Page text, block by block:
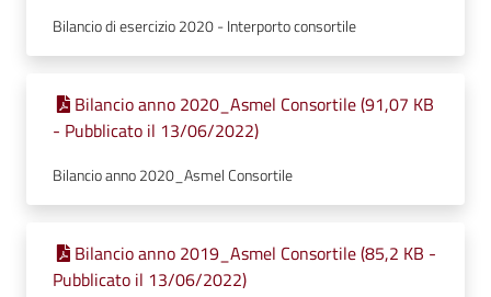
Bilancio di esercizio 2020 - Interporto consortile
Bilancio anno 2020_Asmel Consortile (91,07 KB
- Pubblicato il 13/06/2022)
Bilancio anno 2020_Asmel Consortile
Bilancio anno 2019_Asmel Consortile (85,2 KB -
Pubblicato il 13/06/2022)